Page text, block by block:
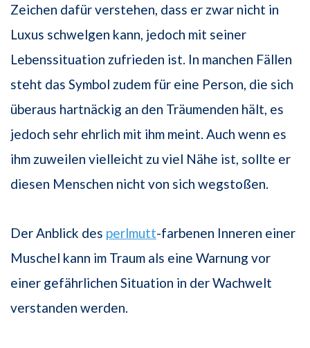
Zeichen dafür verstehen, dass er zwar nicht in
Luxus schwelgen kann, jedoch mit seiner
Lebenssituation zufrieden ist. In manchen Fällen
steht das Symbol zudem für eine Person, die sich
überaus hartnäckig an den Träumenden hält, es
jedoch sehr ehrlich mit ihm meint. Auch wenn es
ihm zuweilen vielleicht zu viel Nähe ist, sollte er
diesen Menschen nicht von sich wegstoßen.
Der Anblick des perlmutt-farbenen Inneren einer
Muschel kann im Traum als eine Warnung vor
einer gefährlichen Situation in der Wachwelt
verstanden werden.